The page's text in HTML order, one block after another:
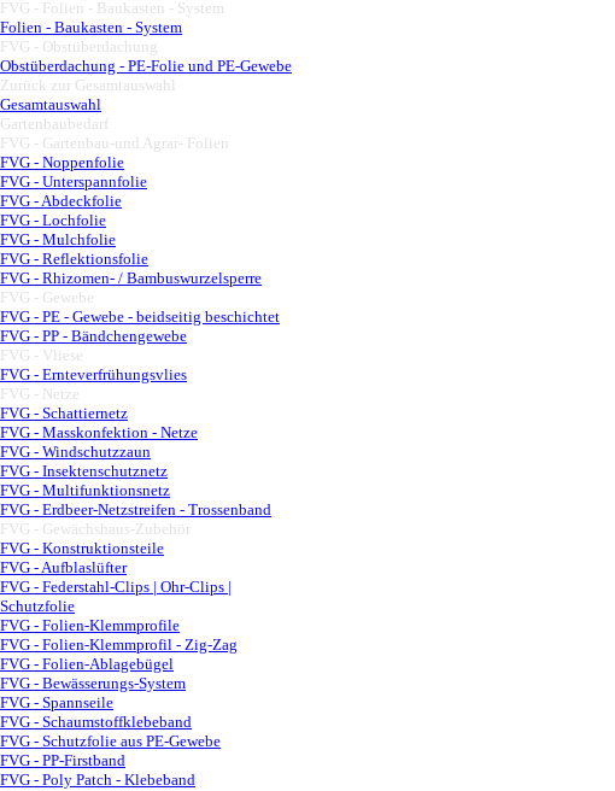
FVG - Folien - Baukasten - System
Folien - Baukasten - System
FVG - Obstüberdachung
Obstüberdachung - PE-Folie und PE-Gewebe
Zurück zur Gesamtauswahl
Gesamtauswahl
Gartenbaubedarf
FVG - Gartenbau-und Agrar- Folien
FVG - Noppenfolie
FVG - Unterspannfolie
FVG - Abdeckfolie
FVG - Lochfolie
FVG - Mulchfolie
FVG - Reflektionsfolie
FVG - Rhizomen- / Bambuswurzelsperre
FVG - Gewebe
FVG - PE - Gewebe - beidseitig beschichtet
FVG - PP - Bändchengewebe
FVG - Vliese
FVG - Ernteverfrühungsvlies
FVG - Netze
FVG - Schattiernetz
FVG - Masskonfektion - Netze
FVG - Windschutzzaun
FVG - Insektenschutznetz
FVG - Multifunktionsnetz
FVG - Erdbeer-Netzstreifen - Trossenband
FVG - Gewächshaus-Zubehör
FVG - Konstruktionsteile
FVG - Aufblaslüfter
FVG - Federstahl-Clips | Ohr-Clips |
Schutzfolie
FVG - Folien-Klemmprofile
FVG - Folien-Klemmprofil - Zig-Zag
FVG - Folien-Ablagebügel
FVG - Bewässerungs-System
FVG - Spannseile
FVG - Schaumstoffklebeband
FVG - Schutzfolie aus PE-Gewebe
FVG - PP-Firstband
FVG - Poly Patch - Klebeband